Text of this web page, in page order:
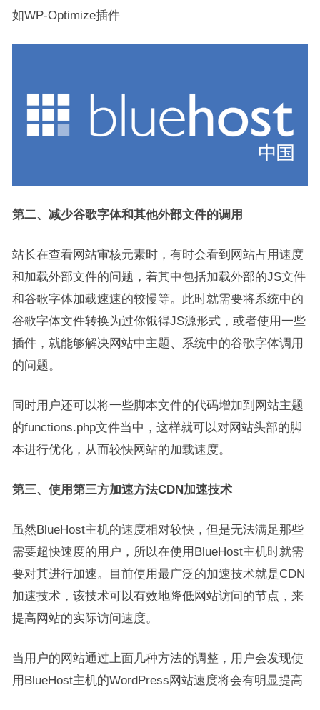
如WP-Optimize插件
第二、减少谷歌字体和其他外部文件的调用
站长在查看网站审核元素时，有时会看到网站占用速度
和加载外部文件的问题，着其中包括加载外部的JS文件
和谷歌字体加载速速的较慢等。此时就需要将系统中的
谷歌字体文件转换为过你饿得JS源形式，或者使用一些
插件，就能够解决网站中主题、系统中的谷歌字体调用
的问题。
同时用户还可以将一些脚本文件的代码增加到网站主题
的functions.php文件当中，这样就可以对网站头部的脚
本进行优化，从而较快网站的加载速度。
第三、使用第三方加速方法CDN加速技术
虽然BlueHost主机的速度相对较快，但是无法满足那些
需要超快速度的用户，所以在使用BlueHost主机时就需
要对其进行加速。目前使用最广泛的加速技术就是CDN
加速技术，该技术可以有效地降低网站访问的节点，来
提高网站的实际访问速度。
当用户的网站通过上面几种方法的调整，用户会发现使
用BlueHost主机的WordPress网站速度将会有明显提高